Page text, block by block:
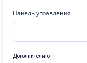
Панель управления
Дополнительно